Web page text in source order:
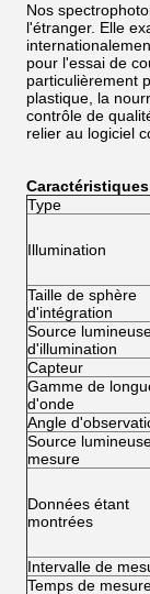
Nos
l'étranger. Elle
pour l'essai de
particulièrement
plastique, la
contrôle de
relier au logiciel
Type
Illumination
Taille de sphère
d'intégration
Source
d'illumination
Capteur
Gamme de
d'onde
Angle
Source
mesure
Données étant
montrées
Intervalle de
Temps de